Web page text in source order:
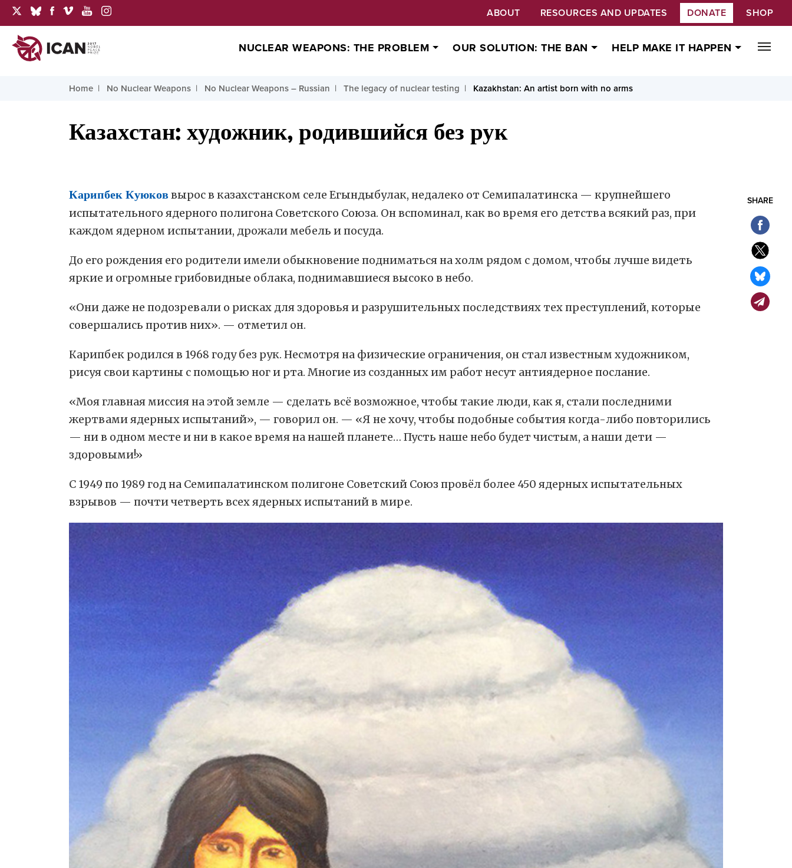
ABOUT RESOURCES AND UPDATES DONATE SHOP
NUCLEAR WEAPONS: THE PROBLEM OUR SOLUTION: THE BAN HELP MAKE IT HAPPEN
Home No Nuclear Weapons No Nuclear Weapons – Russian The legacy of nuclear testing Kazakhstan: An artist born with no arms
SHARE
Казахстан: художник, родившийся без рук
Карипбек Куюковвырос в казахстанском селе Егындыбулак, недалеко от Семипалатинска — крупнейшего
испытательного ядерного полигона Советского Союза. Он вспоминал, как во время его детства всякий раз, при
каждом ядерном испытании, дрожали мебель и посуда.
До его рождения его родители имели обыкновение подниматься на холм рядом с домом, чтобы лучше видеть
яркие и огромные грибовидные облака, поднимавшиеся высоко в небо.
«Они даже не подозревали о рисках для здоровья и разрушительных последствиях тех преступлений, которые
совершались против них». — отметил он.
Карипбек родился в 1968 году без рук. Несмотря на физические ограничения, он стал известным художником,
рисуя свои картины с помощью ног и рта. Многие из созданных им работ несут антиядерное послание.
«Моя главная миссия на этой земле — сделать всё возможное, чтобы такие люди, как я, стали последними
жертвами ядерных испытаний», — говорил он. — «Я не хочу, чтобы подобные события когда-либо повторились
— ни в одном месте и ни в какое время на нашей планете… Пусть наше небо будет чистым, а наши дети —
здоровыми!»
С 1949 по 1989 год на Семипалатинском полигоне Советский Союз провёл более 450 ядерных испытательных
взрывов — почти четверть всех ядерных испытаний в мире.